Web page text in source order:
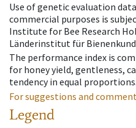
Use of genetic evaluation
commercial purposes is
Institute for Bee Research
Länderinstitut für
The performance index is
for honey yield, gentleness,
tendency in equal proportions.
For suggestions and
Legend